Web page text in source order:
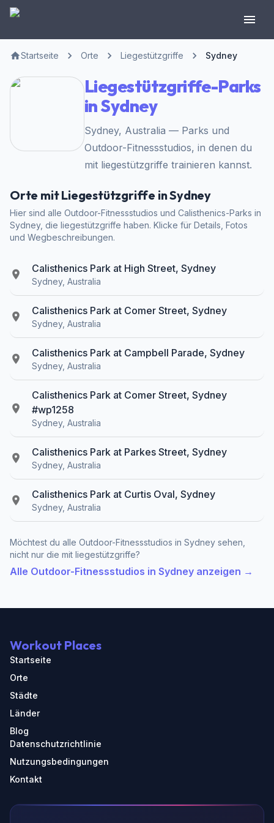
Startseite Orte Liegestützgriffe Sydney
Liegestützgriffe-Parks
in Sydney
Sydney, Australia — Parks und
Outdoor-Fitnessstudios, in denen du
mit liegestützgriffe trainieren kannst.
Orte mit Liegestützgriffe in Sydney
Hier sind alle Outdoor-Fitnessstudios und Calisthenics-Parks in
Sydney, die liegestützgriffe haben. Klicke für Details, Fotos
und Wegbeschreibungen.
Calisthenics Park at High Street, Sydney
Sydney, Australia
Calisthenics Park at Comer Street, Sydney
Sydney, Australia
Calisthenics Park at Campbell Parade, Sydney
Sydney, Australia
Calisthenics Park at Comer Street, Sydney
#wp1258
Sydney, Australia
Calisthenics Park at Parkes Street, Sydney
Sydney, Australia
Calisthenics Park at Curtis Oval, Sydney
Sydney, Australia
Möchtest du alle Outdoor-Fitnessstudios in Sydney sehen,
nicht nur die mit liegestützgriffe?
Alle Outdoor-Fitnessstudios in Sydney anzeigen →
Workout Places
Startseite
Orte
Städte
Länder
Blog
Datenschutzrichtlinie
Nutzungsbedingungen
Kontakt